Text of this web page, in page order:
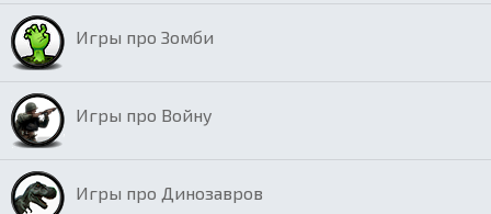
Игры про Зомби
Игры про Войну
Игры про Динозавров